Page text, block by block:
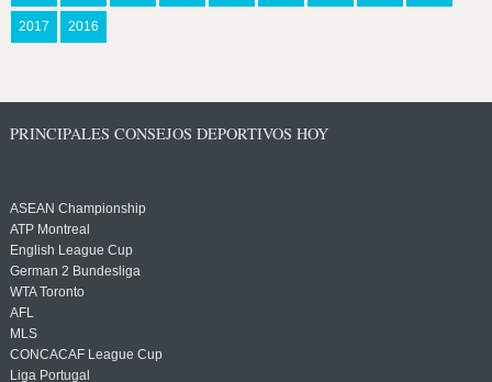
2017 2016
PRINCIPALES CONSEJOS DEPORTIVOS HOY
ASEAN Championship
ATP Montreal
English League Cup
German 2 Bundesliga
WTA Toronto
AFL
MLS
CONCACAF League Cup
Liga Portugal